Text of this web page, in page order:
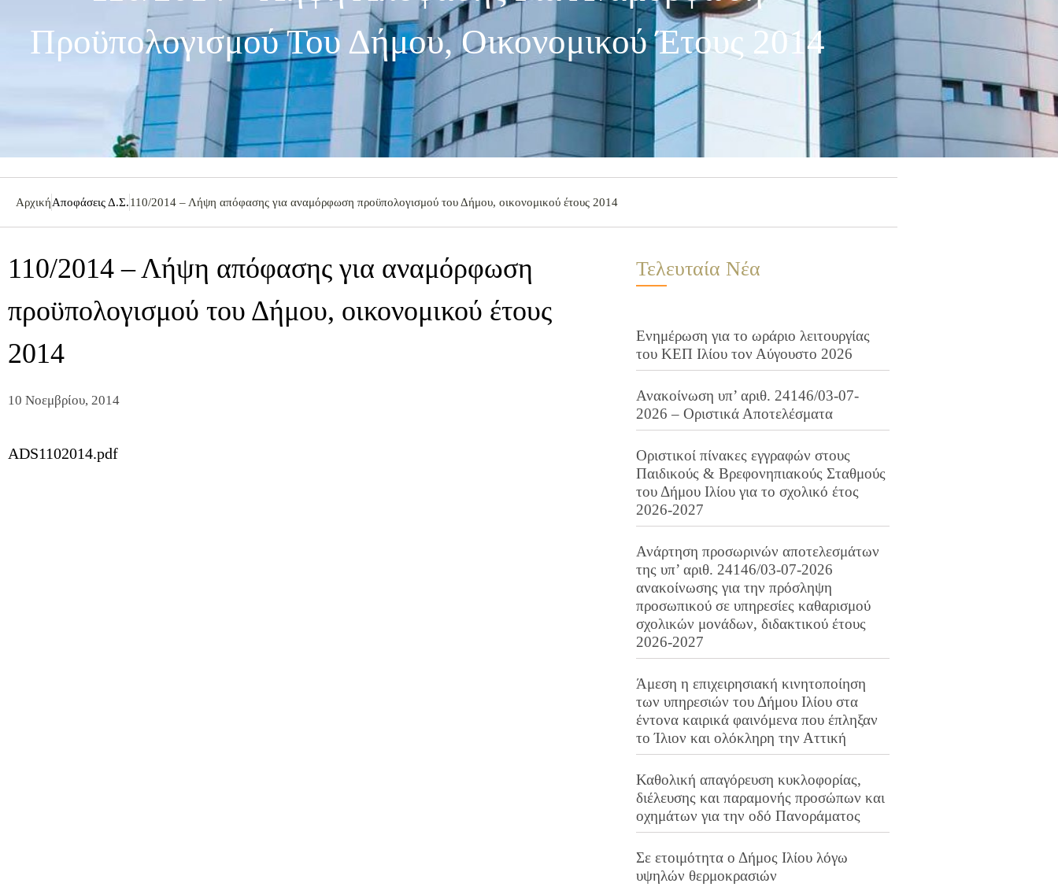
Προϋπολογισμού Του Δήμου, Οικονομικού Έτους 2014
ΑρχικήΑποφάσεις Δ.Σ.110/2014 – Λήψη απόφασης για αναμόρφωση προϋπολογισμού του Δήμου, οικονομικού έτους 2014
110/2014 – Λήψη απόφασης για αναμόρφωση
προϋπολογισμού του Δήμου, οικονομικού έτους
2014
10 Νοεμβρίου, 2014
ADS1102014.pdf
Τελευταία Νέα
Ενημέρωση για το ωράριο λειτουργίας
του ΚΕΠ Ιλίου τον Αύγουστο 2026
Ανακοίνωση υπ’ αριθ. 24146/03-07-
2026 – Οριστικά Αποτελέσματα
Οριστικοί πίνακες εγγραφών στους
Παιδικούς & Βρεφονηπιακούς Σταθμούς
του Δήμου Ιλίου για το σχολικό έτος
2026-2027
Ανάρτηση προσωρινών αποτελεσμάτων
της υπ’ αριθ. 24146/03-07-2026
ανακοίνωσης για την πρόσληψη
προσωπικού σε υπηρεσίες καθαρισμού
σχολικών μονάδων, διδακτικού έτους
2026-2027
Άμεση η επιχειρησιακή κινητοποίηση
των υπηρεσιών του Δήμου Ιλίου στα
έντονα καιρικά φαινόμενα που έπληξαν
το Ίλιον και ολόκληρη την Αττική
Καθολική απαγόρευση κυκλοφορίας,
διέλευσης και παραμονής προσώπων και
οχημάτων για την οδό Πανοράματος
Σε ετοιμότητα ο Δήμος Ιλίου λόγω
υψηλών θερμοκρασιών